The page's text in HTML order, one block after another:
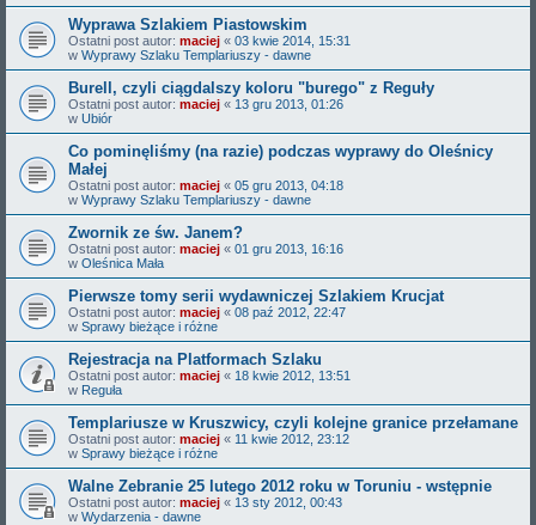
Wyprawa Szlakiem Piastowskim
Ostatni post autor: maciej « 03 kwie 2014, 15:31
w Wyprawy Szlaku Templariuszy - dawne
Burell, czyli ciągdalszy koloru "burego" z Reguły
Ostatni post autor: maciej « 13 gru 2013, 01:26
w Ubiór
Co pominęliśmy (na razie) podczas wyprawy do Oleśnicy
Małej
Ostatni post autor: maciej « 05 gru 2013, 04:18
w Wyprawy Szlaku Templariuszy - dawne
Zwornik ze św. Janem?
Ostatni post autor: maciej « 01 gru 2013, 16:16
w Oleśnica Mała
Pierwsze tomy serii wydawniczej Szlakiem Krucjat
Ostatni post autor: maciej « 08 paź 2012, 22:47
w Sprawy bieżące i różne
Rejestracja na Platformach Szlaku
Ostatni post autor: maciej « 18 kwie 2012, 13:51
w Reguła
Templariusze w Kruszwicy, czyli kolejne granice przełamane
Ostatni post autor: maciej « 11 kwie 2012, 23:12
w Sprawy bieżące i różne
Walne Zebranie 25 lutego 2012 roku w Toruniu - wstępnie
Ostatni post autor: maciej « 13 sty 2012, 00:43
w Wydarzenia - dawne